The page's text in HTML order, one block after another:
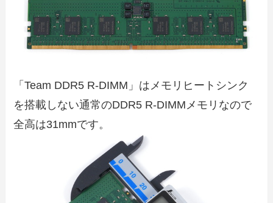
「Team DDR5 R-DIMM」はメモリヒートシンク
を搭載しない通常のDDR5 R-DIMMメモリなので
全高は31mmです。